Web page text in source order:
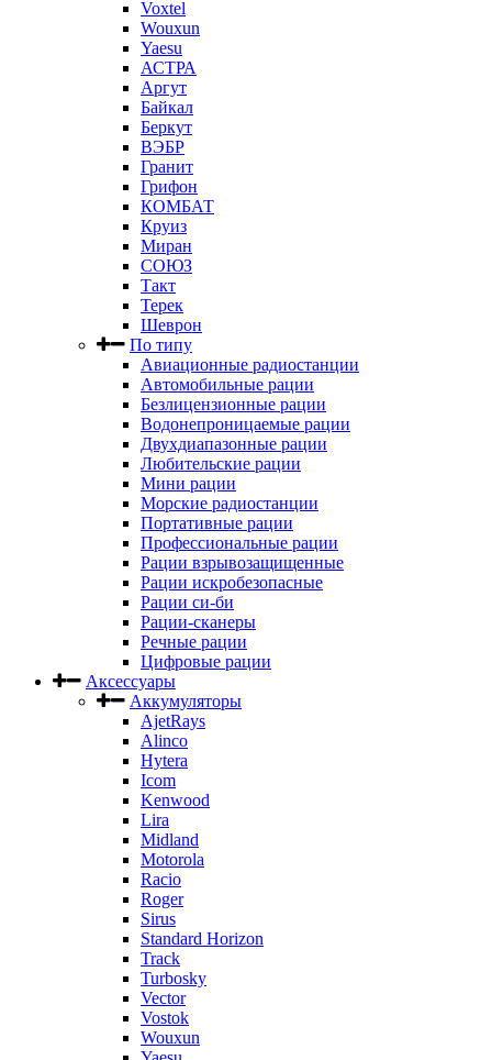
Voxtel
Wouxun
Yaesu
АСТРА
Аргут
Байкал
Беркут
ВЭБР
Гранит
Грифон
КОМБАТ
Круиз
Миран
СОЮЗ
Такт
Терек
Шеврон
По типу
Авиационные радиостанции
Автомобильные рации
Безлицензионные рации
Водонепроницаемые рации
Двухдиапазонные рации
Любительские рации
Мини рации
Морские радиостанции
Портативные рации
Профессиональные рации
Рации взрывозащищенные
Рации искробезопасные
Рации си-би
Рации-сканеры
Речные рации
Цифровые рации
Аксессуары
Аккумуляторы
AjetRays
Alinco
Hytera
Icom
Kenwood
Lira
Midland
Motorola
Racio
Roger
Sirus
Standard Horizon
Track
Turbosky
Vector
Vostok
Wouxun